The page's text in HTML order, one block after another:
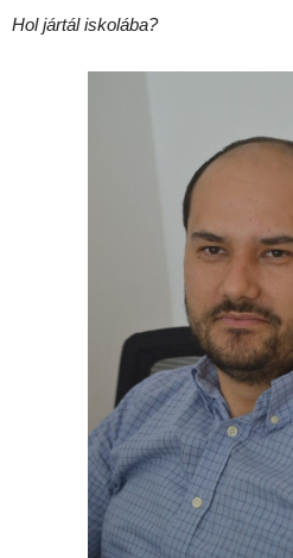
Hol jártál iskolába?